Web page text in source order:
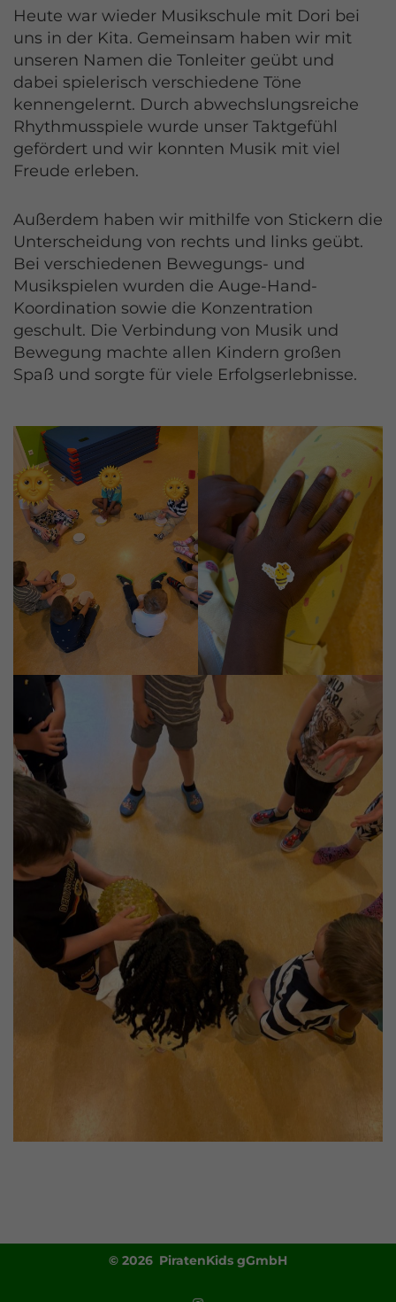
Heute war wieder Musikschule mit Dori bei
uns in der Kita. Gemeinsam haben wir mit
unseren Namen die Tonleiter geübt und
dabei spielerisch verschiedene Töne
kennengelernt. Durch abwechslungsreiche
Rhythmusspiele wurde unser Taktgefühl
gefördert und wir konnten Musik mit viel
Freude erleben.
Außerdem haben wir mithilfe von Stickern die
Unterscheidung von rechts und links geübt.
Bei verschiedenen Bewegungs- und
Musikspielen wurden die Auge-Hand-
Koordination sowie die Konzentration
geschult. Die Verbindung von Musik und
Bewegung machte allen Kindern großen
Spaß und sorgte für viele Erfolgserlebnisse.
© 2026 PiratenKids gGmbH